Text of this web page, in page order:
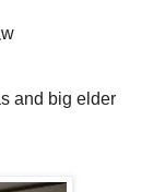
and big elder